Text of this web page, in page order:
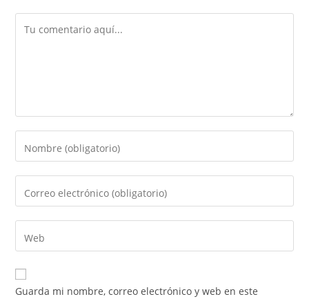
Guarda mi nombre, correo electrónico y web en este